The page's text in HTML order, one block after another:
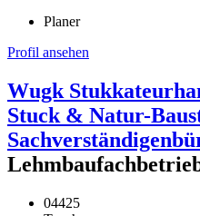
Planer
Profil ansehen
Wugk
Stuck & Natur-
04425